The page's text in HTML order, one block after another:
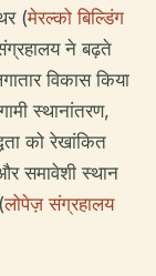
(मेरल्को बिल्डिंग
ने बढ़ते
विकास किया
स्थानांतरण,
को रेखांकित
समावेशी स्थान
लोपेज़ संग्रहालय